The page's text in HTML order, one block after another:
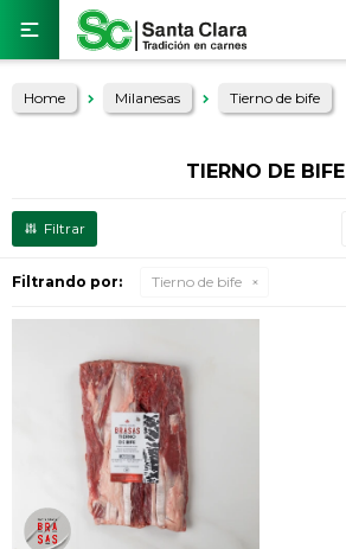

Home Milanesas Tierno de bife
TIERNO DE BIFE
Filtrando por: Tierno de bife